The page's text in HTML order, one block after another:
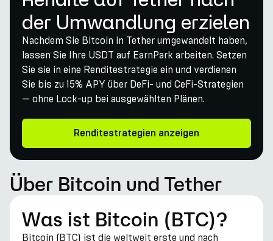
der Umwandlung erzielen
Nachdem Sie Bitcoin in Tether umgewandelt haben,
lassen Sie Ihre USDT auf EarnPark arbeiten. Setzen
Sie sie in eine Renditestrategie ein und verdienen
Sie bis zu 15% APY über DeFi- und CeFi-Strategien
— ohne Lock-up bei ausgewählten Plänen.
Renditestrategien anzeigen
Über Bitcoin und Tether
Was ist Bitcoin (BTC)?
Bitcoin (BTC) ist die weltweit erste und nach